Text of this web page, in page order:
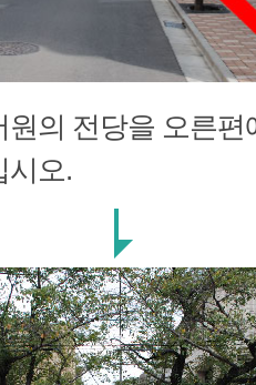
원의 전당을 오른편
시오.